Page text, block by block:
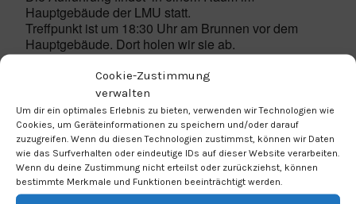
Cookie-Zustimmung
verwalten
Um dir ein optimales Erlebnis zu bieten, verwenden wir Technologien wie
Cookies, um Geräteinformationen zu speichern und/oder darauf
zuzugreifen. Wenn du diesen Technologien zustimmst, können wir Daten
wie das Surfverhalten oder eindeutige IDs auf dieser Website verarbeiten.
Wenn du deine Zustimmung nicht erteilst oder zurückziehst, können
bestimmte Merkmale und Funktionen beeinträchtigt werden.
Hauptgebäude der LMU statt.
Treffpunkt ist um 18:30 Uhr am Brunnen vor dem
Hauptgebäude. Dort holen wir sie ab.
Sobald es nähere Informationen zum Raum gibt
werden wir hier veröffentlichen.
Erreichbar mit der U3/U6, Haltestelle Universität
Beginn: 18:30 (Abholung Brunnen)
Zur Aufführung